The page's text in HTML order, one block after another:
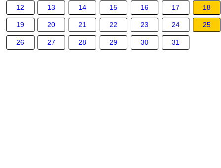
12 13 14 15 16 17 18
19 20 21 22 23 24 25
26 27 28 29 30 31